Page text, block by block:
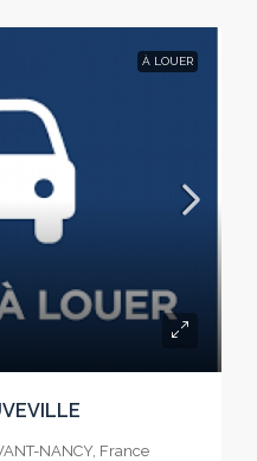
À LOUER
NANCY, France